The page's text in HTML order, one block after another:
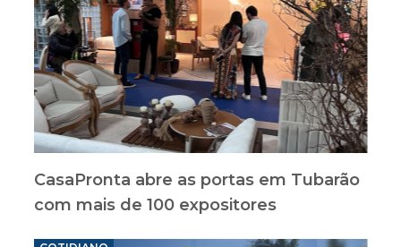
CasaPronta abre as portas em Tubarão
com mais de 100 expositores